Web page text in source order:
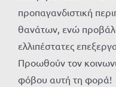
προπαγανδιστική
θανάτων, ενώ
ελλιπέστατες
Προωθούν τον
φόβου αυτή τη φορά!